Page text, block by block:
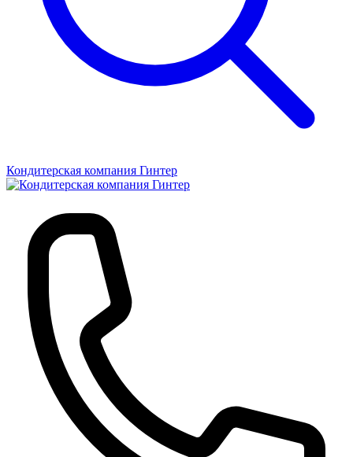
Кондитерская компания Гинтер